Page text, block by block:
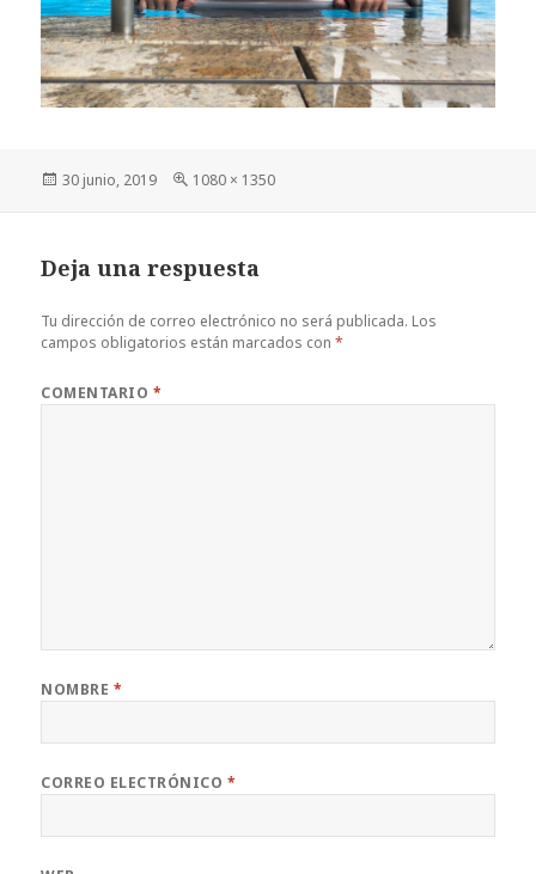
Publicado
30 junio, 2019
Tamaño
1080 × 1350
Deja una respuesta
Tu dirección de correo electrónico no será publicada. Los
campos obligatorios están marcados con*
COMENTARIO *
NOMBRE *
CORREO ELECTRÓNICO *